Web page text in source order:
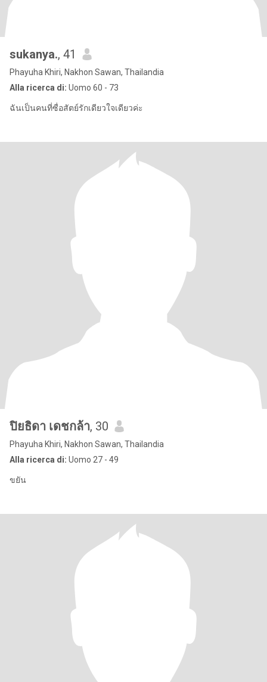
sukanya., 41
Phayuha Khiri, Nakhon Sawan, Thailandia
Alla ricerca di: Uomo 60 - 73
ฉันเป็นคนที่ซื่อสัตย์รักเดียวใจเดียวค่ะ
ปิยธิดา เดชกล้า, 30
Phayuha Khiri, Nakhon Sawan, Thailandia
Alla ricerca di: Uomo 27 - 49
ขยัน